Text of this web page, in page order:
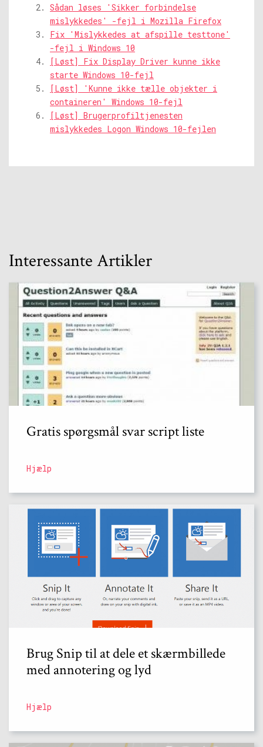
Sådan løses 'Sikker forbindelse
mislykkedes' -fejl i Mozilla Firefox
Fix 'Mislykkedes at afspille testtone'
-fejl i Windows 10
[Løst] Fix Display Driver kunne ikke
starte Windows 10-fejl
[Løst] 'Kunne ikke tælle objekter i
containeren' Windows 10-fejl
[Løst] Brugerprofiltjenesten
mislykkedes Logon Windows 10-fejlen
Interessante Artikler
Gratis spørgsmål svar script liste
Hjælp
Brug Snip til at dele et skærmbillede
med annotering og lyd
Hjælp